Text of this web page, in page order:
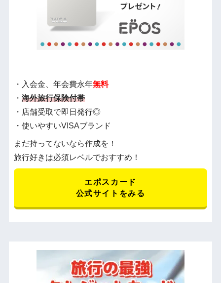
・入会金、年会費永年無料
・ 海外旅行保険付帯
・店舗受取で即日発行◎
・使いやすいVISAブランド
まだ持ってないなら作成を！
旅行好きは必須レベルでおすすめ！
エポスカード
公式サイトをみる